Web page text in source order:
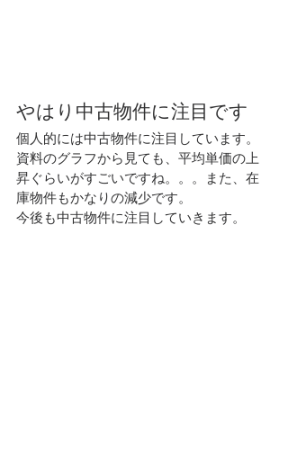
やはり中古物件に注目です
個人的には中古物件に注目しています。
資料のグラフから見ても、平均単価の上
昇ぐらいがすごいですね。。。また、在
庫物件もかなりの減少です。
今後も中古物件に注目していきます。